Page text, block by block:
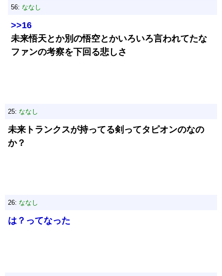
56: ななし
>>16
未来悟天とか別の悟空とかいろいろ言われてたな
ファンの考察を下回る悲しさ
25: ななし
未来トランクスが持ってる剣ってタピオンのなの
か？
26: ななし
は？ってなった